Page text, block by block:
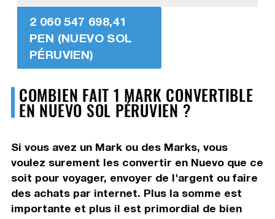
2 060 547 698,41
PEN (NUEVO SOL
PÉRUVIEN)
COMBIEN FAIT 1 MARK CONVERTIBLE
EN NUEVO SOL PÉRUVIEN ?
Si vous avez un Mark ou des Marks, vous
voulez surement les convertir en Nuevo que ce
soit pour voyager, envoyer de l'argent ou faire
des achats par internet. Plus la somme est
importante et plus il est primordial de bien